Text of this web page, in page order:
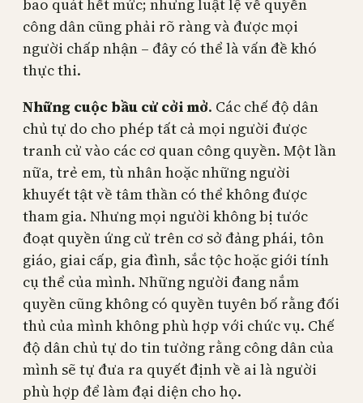
bao quát hết mức; nhưng luật lệ về quyền
công dân cũng phải rõ ràng và được mọi
người chấp nhận – đây có thể là vấn đề khó
thực thi.
Những cuộc bầu cử cởi mở. Các chế độ dân
chủ tự do cho phép tất cả mọi người được
tranh cử vào các cơ quan công quyền. Một lần
nữa, trẻ em, tù nhân hoặc những người
khuyết tật về tâm thần có thể không được
tham gia. Nhưng mọi người không bị tước
đoạt quyền ứng cử trên cơ sở đảng phái, tôn
giáo, giai cấp, gia đình, sắc tộc hoặc giới tính
cụ thể của mình. Những người đang nắm
quyền cũng không có quyền tuyên bố rằng đối
thủ của mình không phù hợp với chức vụ. Chế
độ dân chủ tự do tin tưởng rằng công dân của
mình sẽ tự đưa ra quyết định về ai là người
phù hợp để làm đại diện cho họ.